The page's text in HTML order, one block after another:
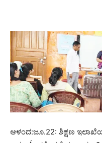
ಆಳಂದ:ಜೂ.22: ಶಿಕ್ಷಣ